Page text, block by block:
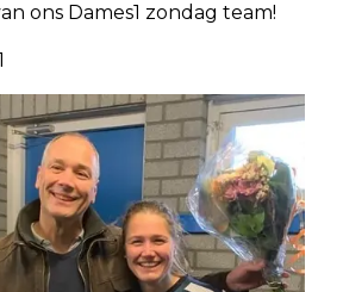
ons Dames1 zondag team!